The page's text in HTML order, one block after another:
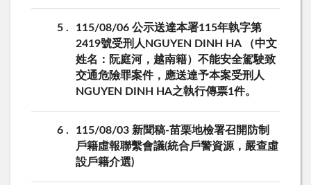
5
115/08/06 公示送達本署115年執字第
2419號受刑人NGUYEN DINH HA （中文
姓名：阮庭河，越南籍）不能安全駕駛致
交通危險罪案件，應送達予本案受刑人
NGUYEN DINH HA之執行傳票1件。
6
115/08/03 新聞稿-苗栗地檢署召開防制
戶籍虛報聯繫會議(統合戶警資源，嚴查虛
設戶籍介選)